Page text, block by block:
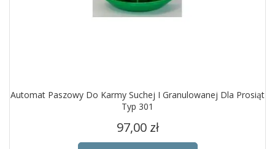
Automat Paszowy Do Karmy Suchej I Granulowanej Dla Prosiąt
Typ 301
Cena
97,00 zł